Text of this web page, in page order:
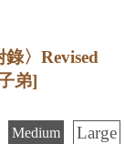
〉Revised
弟]
Medium Large